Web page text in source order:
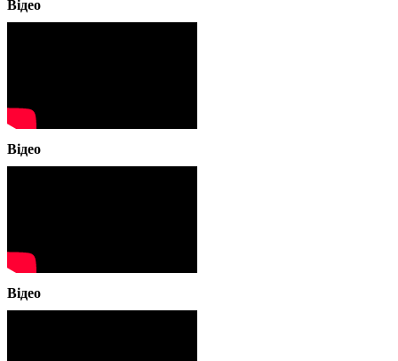
Відео
Відео
Відео